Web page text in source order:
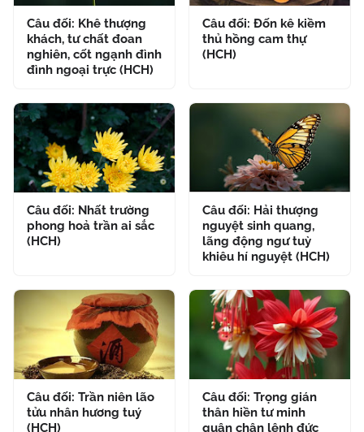
Câu đối: Khê thượng
khách, tư chất đoan
nghiên, cốt ngạnh đình
đình ngoại trực (HCH)
Câu đối: Đốn kê kiềm
thủ hồng cam thự
(HCH)
Câu đối: Nhất trường
phong hoả trần ai sắc
(HCH)
Câu đối: Hải thượng
nguyệt sinh quang,
lãng động ngư tuỳ
khiêu hí nguyệt (HCH)
Câu đối: Trần niên lão
tửu nhân hương tuý
(HCH)
Câu đối: Trọng gián
thân hiền tư minh
quân chân lệnh đức